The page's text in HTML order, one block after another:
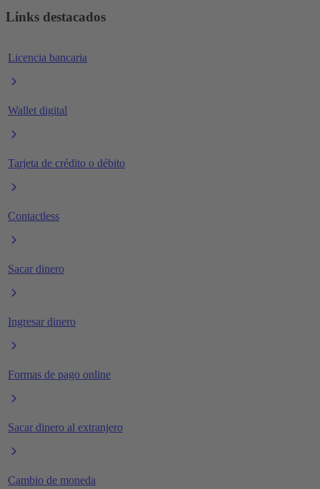
Links destacados
Licencia bancaria
Wallet digital
Tarjeta de crédito o débito
Contactless
Sacar dinero
Ingresar dinero
Formas de pago online
Sacar dinero al extranjero
Cambio de moneda